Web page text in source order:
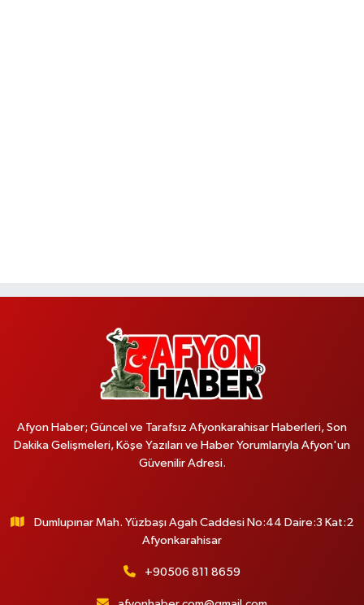
Afyon Haber; Güncel ve Tarafsız Afyonkarahisar Haberleri, Son
Dakika Gelişmeleri, Köşe Yazıları ve Haber Yorumlarıyla Afyon'un
Güvenilir Adresi.
Dumlupınar Mah. Yüzbaşı Agah Caddesi No:44 Daire:3 Kat:2
Afyonkarahisar
+90506 811 8659